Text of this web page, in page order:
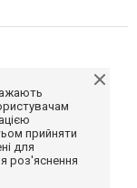
прийняти
для
роз'яснення